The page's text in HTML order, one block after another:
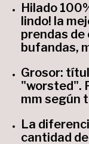
Hilado
lindo! la
prendas de
bufandas,
Grosor:
"worsted".
mm según
La
cantidad